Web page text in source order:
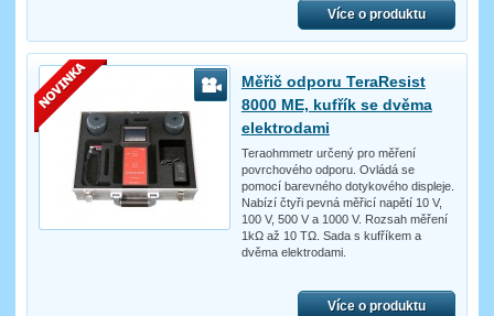
Více o produktu
Měřič odporu TeraResist
8000 ME, kufřík se dvěma
elektrodami
Teraohmmetr určený pro měření
povrchového odporu. Ovládá se
pomocí barevného dotykového displeje.
Nabízí čtyři pevná měřicí napětí 10 V,
100 V, 500 V a 1000 V. Rozsah měření
1kΩ až 10 TΩ. Sada s kufříkem a
dvěma elektrodami.
Více o produktu